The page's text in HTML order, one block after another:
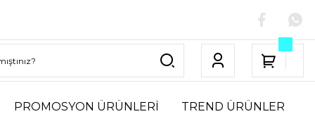
PROMOSYON ÜRÜNLERİ TREND ÜRÜNLER